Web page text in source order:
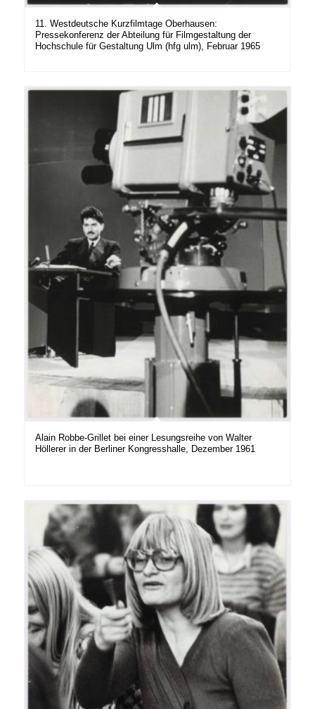
11. Westdeutsche Kurzfilmtage Oberhausen:
Pressekonferenz der Abteilung für Filmgestaltung der
Hochschule für Gestaltung Ulm (hfg ulm), Februar 1965
Alain Robbe-Grillet bei einer Lesungsreihe von Walter
Höllerer in der Berliner Kongresshalle, Dezember 1961